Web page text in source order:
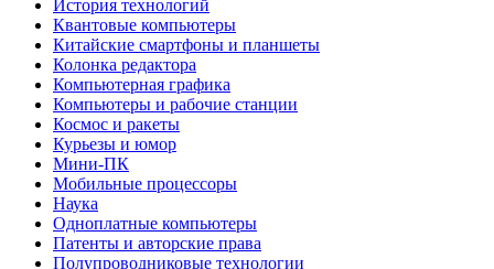
История технологий
Квантовые компьютеры
Китайские смартфоны и планшеты
Колонка редактора
Компьютерная графика
Компьютеры и рабочие станции
Космос и ракеты
Курьезы и юмор
Мини-ПК
Мобильные процессоры
Наука
Одноплатные компьютеры
Патенты и авторские права
Полупроводниковые технологии